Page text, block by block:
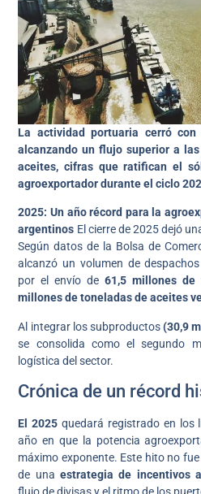
La actividad portuaria cerró con
alcanzando un flujo superior a
aceites, cifras que ratifican el
agroexportador durante el ciclo
2025: Un año récord para la
argentinos El cierre de 2025 dejó
Según datos de la Bolsa de
alcanzó un volumen de
por el envío de61,5 millones de
millones de toneladas de aceites
Al integrar los subproductos(30,9
se consolida como el segundo
logística del sector.
Crónica de un récord
El 2025quedará registrado en los
año en que la potencia
máximo exponente. Este hito no
de una estrategia de incentivos